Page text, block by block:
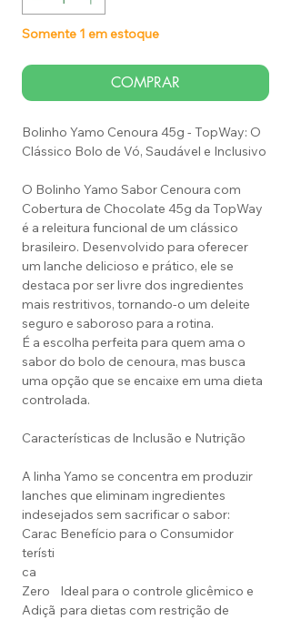
Somente 1 em estoque
COMPRAR
Bolinho Yamo Cenoura 45g - TopWay: O
Clássico Bolo de Vó, Saudável e Inclusivo
O Bolinho Yamo Sabor Cenoura com
Cobertura de Chocolate 45g da TopWay
é a releitura funcional de um clássico
brasileiro. Desenvolvido para oferecer
um lanche delicioso e prático, ele se
destaca por ser livre dos ingredientes
mais restritivos, tornando-o um deleite
seguro e saboroso para a rotina.
É a escolha perfeita para quem ama o
sabor do bolo de cenoura, mas busca
uma opção que se encaixe em uma dieta
controlada.
Características de Inclusão e Nutrição
A linha Yamo se concentra em produzir
lanches que eliminam ingredientes
indesejados sem sacrificar o sabor:
Carac
terísti
ca
Benefício para o Consumidor
Zero
Adiçã
Ideal para o controle glicêmico e
para dietas com restrição de